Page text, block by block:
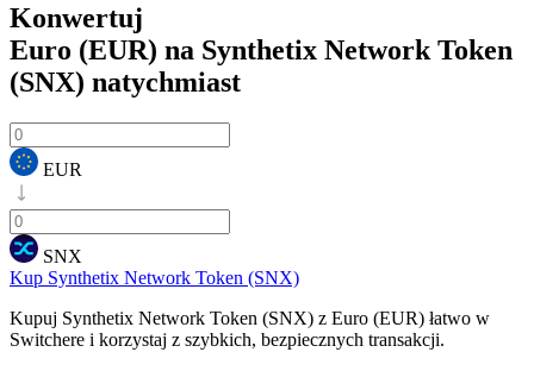
Konwertuj
Euro (EUR) na Synthetix Network Token
(SNX) natychmiast
EUR
SNX
Kup Synthetix Network Token (SNX)
Kupuj Synthetix Network Token (SNX) z Euro (EUR) łatwo w
Switchere i korzystaj z szybkich, bezpiecznych transakcji.